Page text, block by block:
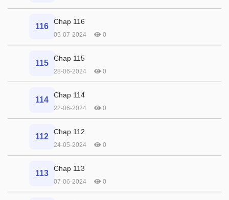
116
Chap 116
05-07-2024 0
115
Chap 115
28-06-2024 0
114
Chap 114
22-06-2024 0
112
Chap 112
24-05-2024 0
113
Chap 113
07-06-2024 0